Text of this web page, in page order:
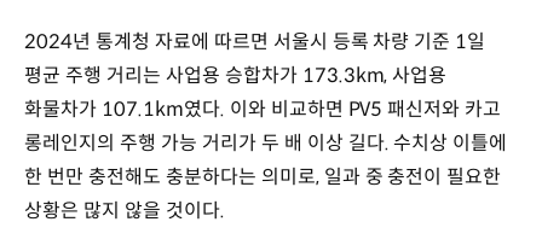
2024년 통계청 자료에 따르면 서울시 등록 차량 기준 1일
평균 주행 거리는 사업용 승합차가 173.3km, 사업용
화물차가 107.1km였다. 이와 비교하면 PV5 패신저와 카고
롱레인지의 주행 가능 거리가 두 배 이상 길다. 수치상 이틀에
한 번만 충전해도 충분하다는 의미로, 일과 중 충전이 필요한
상황은 많지 않을 것이다.